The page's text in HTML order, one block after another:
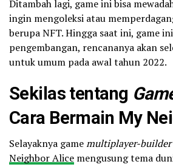
Ditambah lagi, game ini bisa
ingin mengoleksi atau
berupa NFT. Hingga saat ini, game
pengembangan, rencananya akan
untuk umum pada awal tahun 2022.
Sekilas tentang
Cara Bermain My
Selayaknya gamemultiplayer-builder
Neighbor Alice mengusung tema